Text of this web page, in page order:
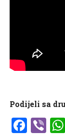
Podijeli sa